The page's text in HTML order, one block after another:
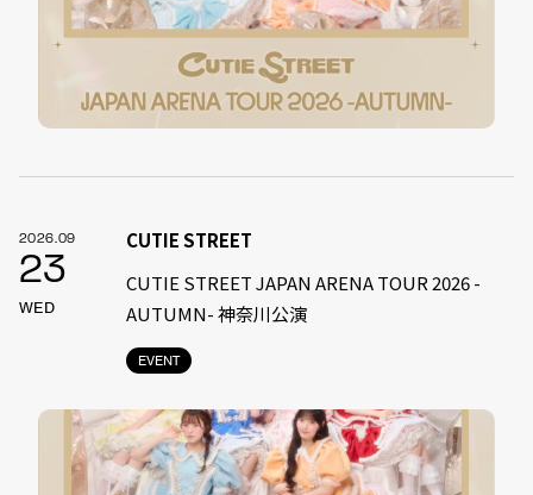
2026.09
23
WED
EVENT
CUTIE STREET
CUTIE STREET JAPAN ARENA TOUR 2026 -
AUTUMN- 神奈川公演